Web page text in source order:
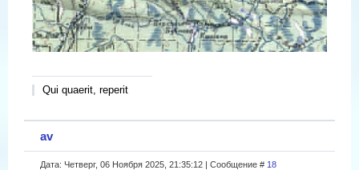
Qui quaerit, reperit
av
Дата: Четверг, 06 Ноября 2025, 21:35:12 | Сообщение # 18